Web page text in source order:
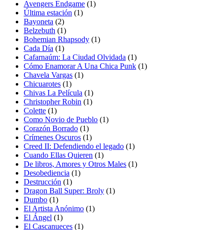
Avengers Endgame (1)
Última estación (1)
Bayoneta (2)
Belzebuth (1)
Bohemian Rhapsody (1)
Cada Día (1)
Cafarnaúm: La Ciudad Olvidada (1)
Cómo Enamorar A Una Chica Punk (1)
Chavela Vargas (1)
Chicuarotes (1)
Chivas La Película (1)
Christopher Robin (1)
Colette (1)
Como Novio de Pueblo (1)
Corazón Borrado (1)
Crímenes Oscuros (1)
Creed II: Defendiendo el legado (1)
Cuando Ellas Quieren (1)
De libros, Amores y Otros Males (1)
Desobediencia (1)
Destrucción (1)
Dragon Ball Super: Broly (1)
Dumbo (1)
El Artista Anónimo (1)
El Ángel (1)
El Cascanueces (1)